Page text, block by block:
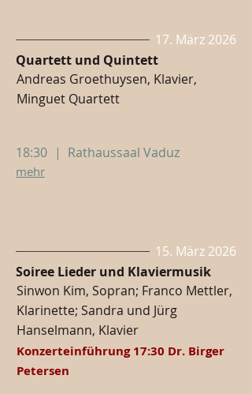
17. März 2026
Quartett und Quintett
Andreas Groethuysen, Klavier,
Minguet Quartett
18:30 | Rathaussaal Vaduz
mehr
15. März 2026
Soiree Lieder und Klaviermusik
Sinwon Kim, Sopran; Franco Mettler,
Klarinette; Sandra und Jürg
Hanselmann, Klavier
Konzerteinführung 17:30 Dr. Birger
Petersen